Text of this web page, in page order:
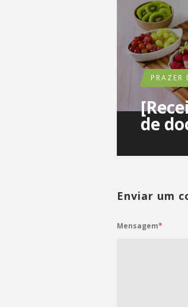
PRAZER
de
Enviar um
Mensagem*